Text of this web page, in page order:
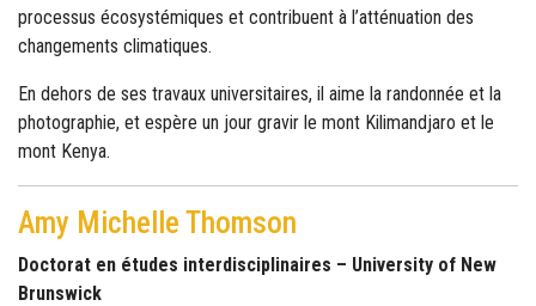
processus écosystémiques et contribuent à l’atténuation des
changements climatiques.
En dehors de ses travaux universitaires, il aime la randonnée et la
photographie, et espère un jour gravir le mont Kilimandjaro et le
mont Kenya.
Amy Michelle Thomson
Doctorat en études interdisciplinaires – University of New
Brunswick